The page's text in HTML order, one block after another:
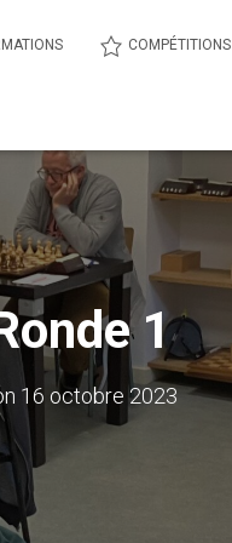
COMPÉTITIONS
1
16 octobre 2023